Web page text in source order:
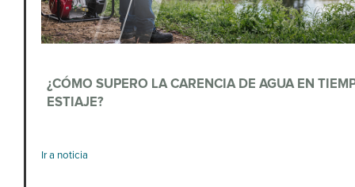
¿CÓMO SUPERO LA CARENCIA DE AGUA EN
ESTIAJE?
Ir a noticia